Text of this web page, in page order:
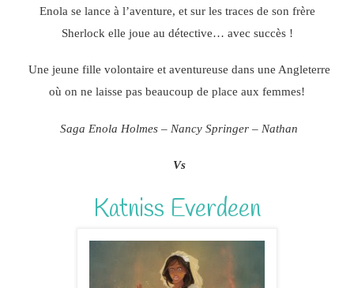
Enola se lance à l’aventure, et sur les traces de son frère
Sherlock elle joue au détective… avec succès !
Une jeune fille volontaire et aventureuse dans une Angleterre
où on ne laisse pas beaucoup de place aux femmes!
Saga Enola Holmes – Nancy Springer – Nathan
Vs
Katniss Everdeen